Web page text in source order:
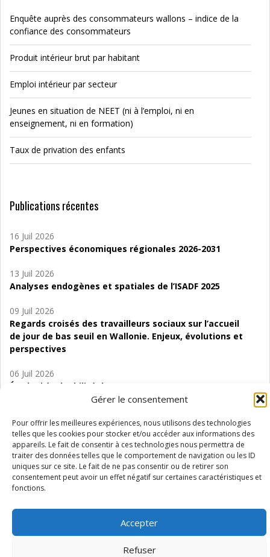
Gérer le consentement
Pour offrir les meilleures expériences, nous utilisons des technologies
telles que les cookies pour stocker et/ou accéder aux informations des
appareils. Le fait de consentir à ces technologies nous permettra de
traiter des données telles que le comportement de navigation ou les ID
uniques sur ce site. Le fait de ne pas consentir ou de retirer son
consentement peut avoir un effet négatif sur certaines caractéristiques et
fonctions.
Accepter
Refuser
Enquête auprès des consommateurs wallons – indice de la
confiance des consommateurs
Produit intérieur brut par habitant
Emploi intérieur par secteur
Jeunes en situation de NEET (ni à l’emploi, ni en
enseignement, ni en formation)
Taux de privation des enfants
Publications récentes
16 Juil 2026
Perspectives économiques régionales 2026-2031
13 Juil 2026
Analyses endogènes et spatiales de l’ISADF 2025
09 Juil 2026
Regards croisés des travailleurs sociaux sur l’accueil
de jour de bas seuil en Wallonie. Enjeux, évolutions et
perspectives
06 Juil 2026
Étude d’évaluabilité des Structures
d’accompagnement à l’autocréation d’emploi (SAACE)
01 Juil 2026
Pénurie du personnel infirmier :quels indicateurs
d’offre de soins pour comprendre la situation en
Wallonie ?
Médiateur Accessibilité